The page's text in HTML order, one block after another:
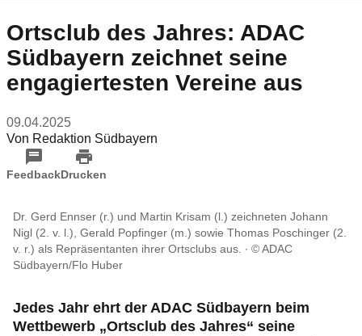
Geschäftsstellen & Reisebüros
Sicherheit
Motorsport & Ortsclubs
Ortsclub des Jahres: ADAC
Südbayern zeichnet seine
engagiertesten Vereine aus
09.04.2025
Von Redaktion Südbayern
FeedbackDrucken
Dr. Gerd Ennser (r.) und Martin Krisam (l.) zeichneten Johann
Nigl (2. v. l.), Gerald Popfinger (m.) sowie Thomas Poschinger (2.
v. r.) als Repräsentanten ihrer Ortsclubs aus.
© ADAC
Südbayern/Flo Huber
Jedes Jahr ehrt der ADAC Südbayern beim
Wettbewerb „Ortsclub des Jahres“ seine